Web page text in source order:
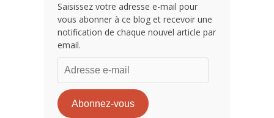
Saisissez votre adresse e-mail pour
vous abonner à ce blog et recevoir une
notification de chaque nouvel article par
email.
Adresse
e-
mail
Abonnez-vous